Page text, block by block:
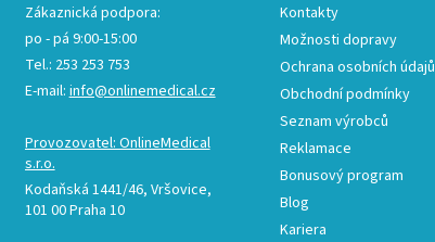
Zákaznická podpora:
po - pá 9:00-15:00
Tel.: 253 253 753
E-mail: info@onlinemedical.cz
Provozovatel: OnlineMedical
s.r.o.
Kodaňská 1441/46, Vršovice,
101 00 Praha 10
Kontakty
Možnosti dopravy
Ochrana osobních údajů
Obchodní podmínky
Seznam výrobců
Reklamace
Bonusový program
Blog
Kariera